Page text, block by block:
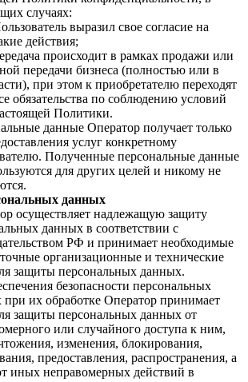
случаях:
выразил свое согласие на
действия;
происходит в рамках продажи или
передачи бизнеса (полностью или в
при этом к приобретателю переходят
обязательства по соблюдению условий
Политики.
данные Оператор получает только
услуг конкретному
Полученные персональные данные
для других целей и никому не
данных
осуществляет надлежащую защиту
данных в соответствии с
РФ и принимает необходимые
организационные и технические
защиты персональных данных.
безопасности персональных
при их обработке Оператор принимает
защиты персональных данных от
или случайного доступа к ним,
изменения, блокирования,
предоставления, распространения, а
иных неправомерных действий в